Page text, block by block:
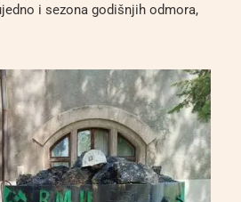
i sezona godišnjih odmora,